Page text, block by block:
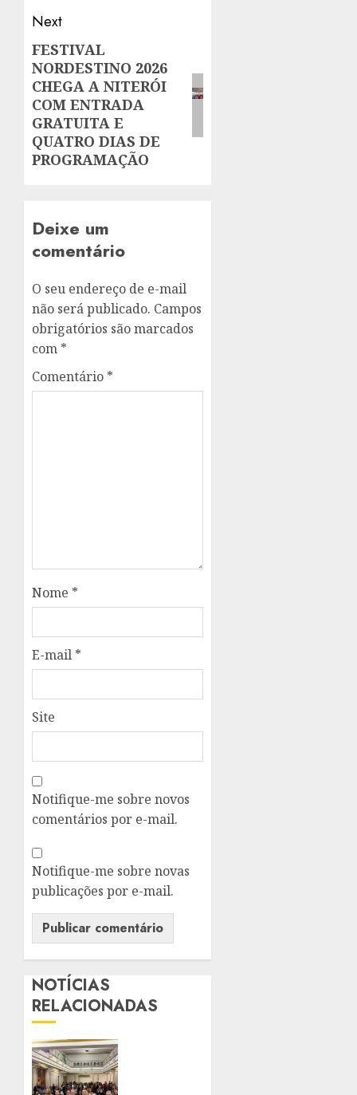
Next
Next
post:
FESTIVAL
NORDESTINO 2026
CHEGA A NITERÓI
COM ENTRADA
GRATUITA E
QUATRO DIAS DE
PROGRAMAÇÃO
Deixe um
comentário
O seu endereço de e-mail
não será publicado. Campos
obrigatórios são marcados
com *
Comentário *
Nome *
E-mail *
Site
Notifique-me sobre novos
comentários por e-mail.
Notifique-me sobre novas
publicações por e-mail.
NOTÍCIAS
RELACIONADAS